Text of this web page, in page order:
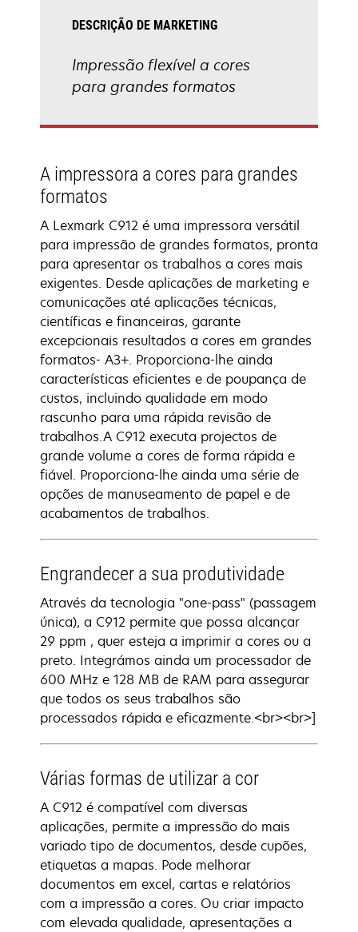
DESCRIÇÃO DE MARKETING
Impressão flexível a cores
para grandes formatos
A impressora a cores para grandes
formatos
A Lexmark C912 é uma impressora versátil
para impressão de grandes formatos, pronta
para apresentar os trabalhos a cores mais
exigentes. Desde aplicações de marketing e
comunicações até aplicações técnicas,
científicas e financeiras, garante
excepcionais resultados a cores em grandes
formatos- A3+. Proporciona-lhe ainda
características eficientes e de poupança de
custos, incluindo qualidade em modo
rascunho para uma rápida revisão de
trabalhos.A C912 executa projectos de
grande volume a cores de forma rápida e
fiável. Proporciona-lhe ainda uma série de
opções de manuseamento de papel e de
acabamentos de trabalhos.
Engrandecer a sua produtividade
Através da tecnologia "one-pass" (passagem
única), a C912 permite que possa alcançar
29 ppm , quer esteja a imprimir a cores ou a
preto. Integrámos ainda um processador de
600 MHz e 128 MB de RAM para assegurar
que todos os seus trabalhos são
processados rápida e eficazmente.<br><br>]
Várias formas de utilizar a cor
A C912 é compatível com diversas
aplicações, permite a impressão do mais
variado tipo de documentos, desde cupões,
etiquetas a mapas. Pode melhorar
documentos em excel, cartas e relatórios
com a impressão a cores. Ou criar impacto
com elevada qualidade, apresentações a